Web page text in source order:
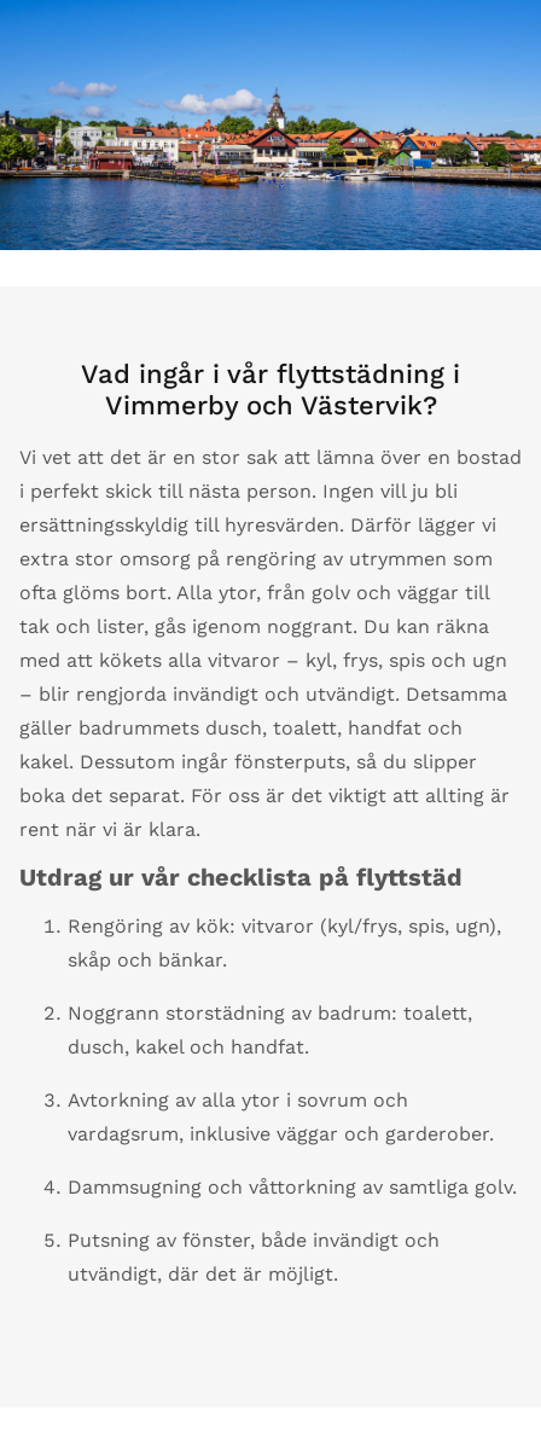
Vad ingår i vår flyttstädning i
Vimmerby och Västervik?
Vi vet att det är en stor sak att lämna över en bostad
i perfekt skick till nästa person. Ingen vill ju bli
ersättningsskyldig till hyresvärden. Därför lägger vi
extra stor omsorg på rengöring av utrymmen som
ofta glöms bort. Alla ytor, från golv och väggar till
tak och lister, gås igenom noggrant. Du kan räkna
med att kökets alla vitvaror – kyl, frys, spis och ugn
– blir rengjorda invändigt och utvändigt. Detsamma
gäller badrummets dusch, toalett, handfat och
kakel. Dessutom ingår fönsterputs, så du slipper
boka det separat. För oss är det viktigt att allting är
rent när vi är klara.
Utdrag ur vår checklista på flyttstäd
Rengöring av kök: vitvaror (kyl/frys, spis, ugn),
skåp och bänkar.
Noggrann storstädning av badrum: toalett,
dusch, kakel och handfat.
Avtorkning av alla ytor i sovrum och
vardagsrum, inklusive väggar och garderober.
Dammsugning och våttorkning av samtliga golv.
Putsning av fönster, både invändigt och
utvändigt, där det är möjligt.